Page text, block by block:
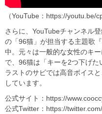
（YouTube：https://youtu.be/
さらに、YouTubeチャンネル
の「96猫」が担当する主題歌
中。元々は一般的な女性のキ
で、96猫は「キーを2つ下げた
ラストのサビでは高音ボイス
しています。
公式サイト：https://
公式Twitter：https://